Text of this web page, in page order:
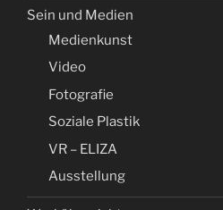
Sein und Medien
Medienkunst
Video
Fotografie
Soziale Plastik
VR – ELIZA
Ausstellung